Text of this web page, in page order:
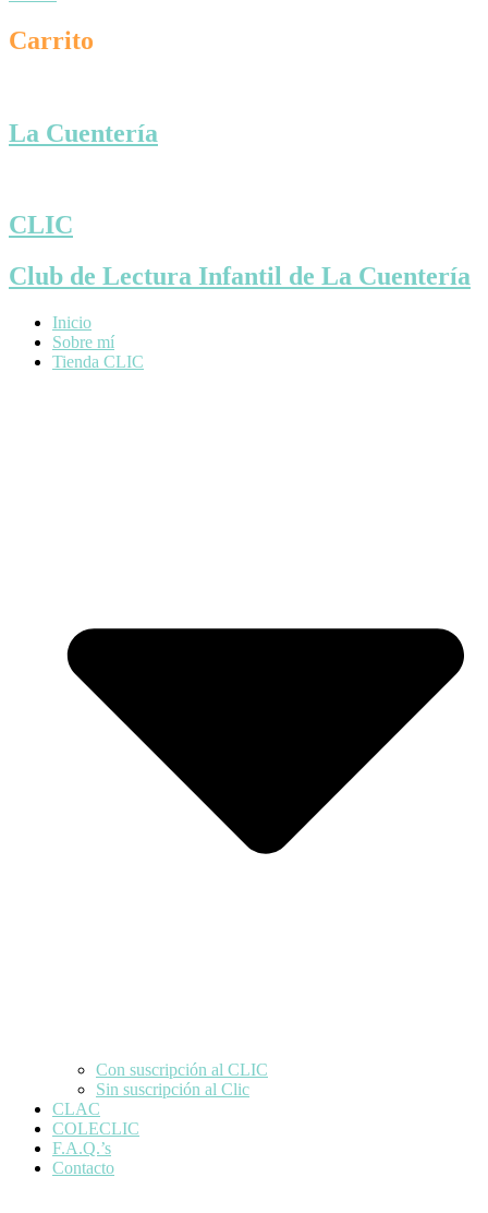
Carrito
La Cuentería
CLIC
Club de Lectura Infantil de La Cuentería
Inicio
Sobre mí
Tienda CLIC
Con suscripción al CLIC
Sin suscripción al Clic
CLAC
COLECLIC
F.A.Q.’s
Contacto